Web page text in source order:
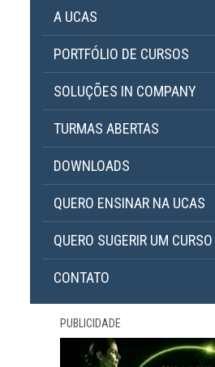
A UCAS
PORTFÓLIO DE CURSOS
SOLUÇÕES IN COMPANY
TURMAS ABERTAS
DOWNLOADS
QUERO ENSINAR NA UCAS
QUERO SUGERIR UM CURSO
CONTATO
PUBLICIDADE